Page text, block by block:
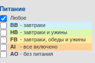
Питание
Любое
BB - завтраки
HB - завтраки и ужины
FB - завтраки, обеды и ужины
AI
- все включено
AO - без питания